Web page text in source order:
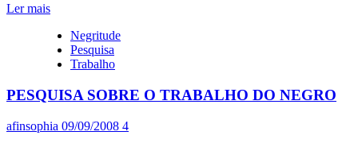
Ler maisLeia
sobre
AÍ
CÉSAR,
VAI
TER
Negritude
Pesquisa
Trabalho
PESQUISA SOBRE O TRABALHO DO NEGRO
afinsophia 09/09/2008 4